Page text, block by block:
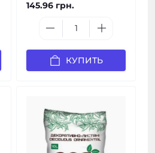
145.96 грн.
КУПИТЬ